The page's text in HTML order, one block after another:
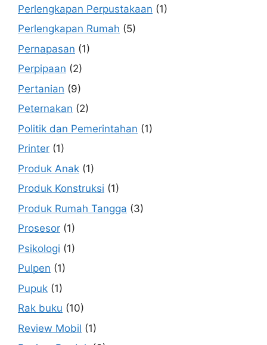
Perlengkapan Perpustakaan (1)
Perlengkapan Rumah (5)
Pernapasan (1)
Perpipaan (2)
Pertanian (9)
Peternakan (2)
Politik dan Pemerintahan (1)
Printer (1)
Produk Anak (1)
Produk Konstruksi (1)
Produk Rumah Tangga (3)
Prosesor (1)
Psikologi (1)
Pulpen (1)
Pupuk (1)
Rak buku (10)
Review Mobil (1)